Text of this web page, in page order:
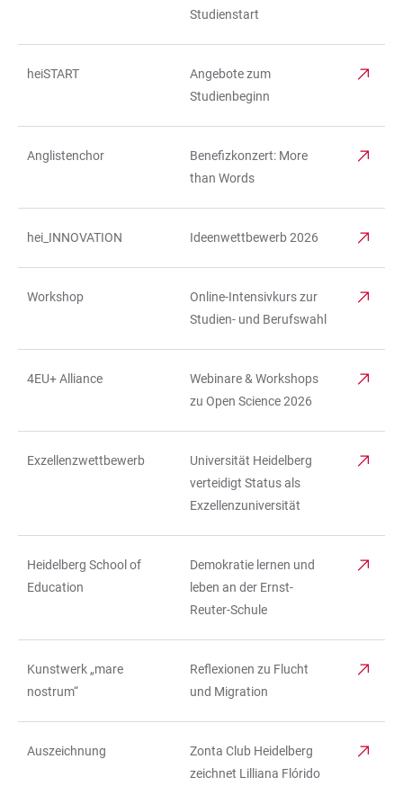
Studienstart
heiSTART
Angebote zum
Studienbeginn
Anglistenchor
Benefizkonzert: More
than Words
hei_INNOVATION Ideenwettbewerb 2026
Workshop
Online-Intensivkurs zur
Studien- und Berufswahl
4EU+ Alliance
Webinare & Workshops
zu Open Science 2026
Exzellenzwettbewerb
Universität Heidelberg
verteidigt Status als
Exzellenzuniversität
Heidelberg School of
Education
Demokratie lernen und
leben an der Ernst-
Reuter-Schule
Kunstwerk „mare
nostrum“
Reflexionen zu Flucht
und Migration
Auszeichnung
Zonta Club Heidelberg
zeichnet Lilliana Flórido